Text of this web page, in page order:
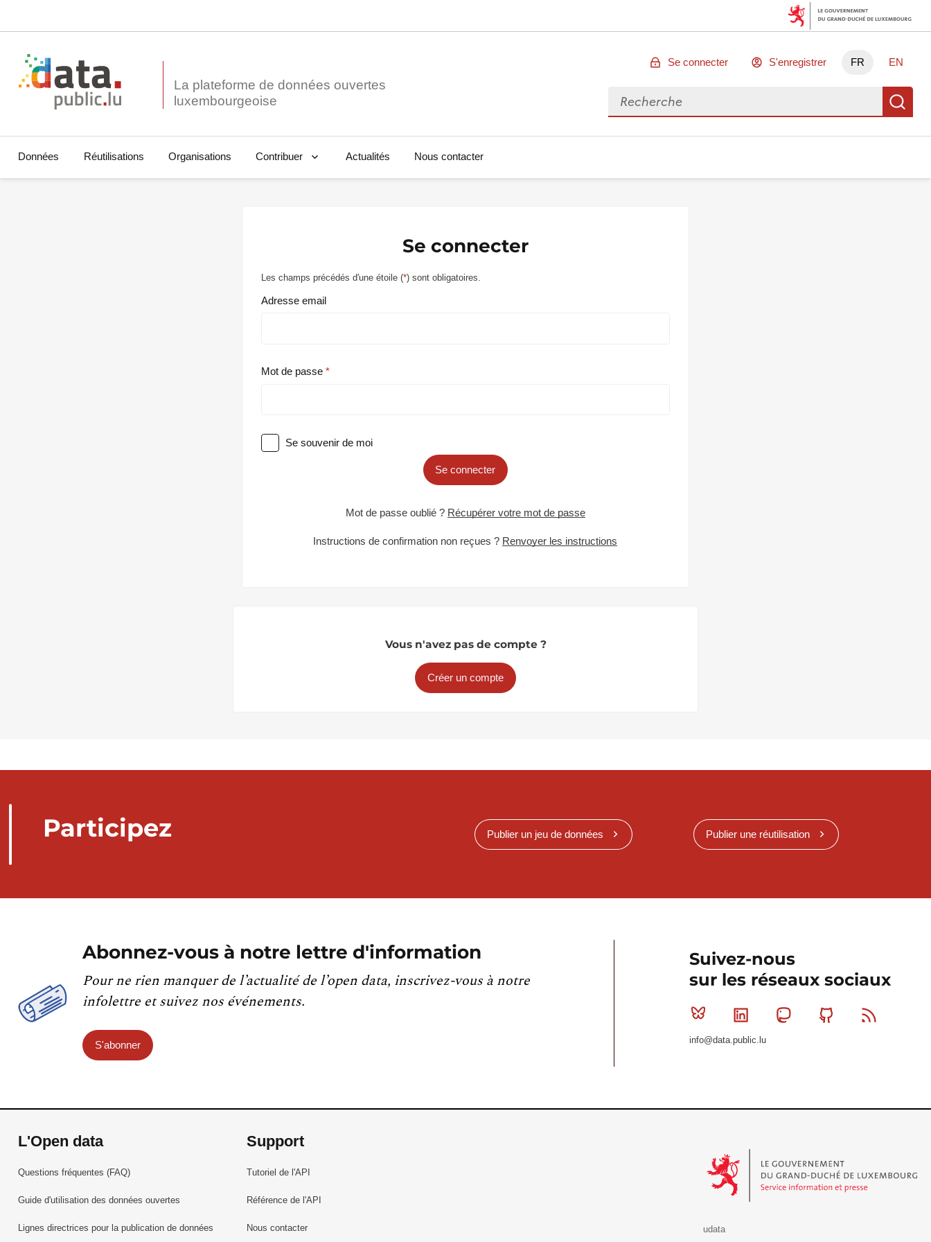
La plateforme de données ouvertes
Se connecter S'enregistrer FR EN
Rechercher des données
Données Réutilisations Organisations Contribuer Actualités Nous contacter
Se connecter
Les champs précédés d'une étoile (*) sont obligatoires.
Adresse email
Mot de passe
Se souvenir de moi
Se connecter
Mot de passe oublié ? Récupérer votre mot de passe
Instructions de confirmation non reçues ? Renvoyer les instructions
Vous n'avez pas de compte ?
Créer un compte
Participez Publier un jeu de données Publier une réutilisation
Abonnez-vous à notre lettre d'information
Pour ne rien manquer de l’actualité de l’open data, inscrivez-vous à notre
infolettre et suivez nos événements.
S'abonner
Suivez-nous
sur les réseaux sociaux
Bluesky Linkedin MastodonGithub
info@data.public.lu
L'Open data
Questions fréquentes (FAQ)
Guide d'utilisation des données ouvertes
Lignes directrices pour la publication de données
Support
Tutoriel de l'API
Référence de l'API
Nous contacter
udata